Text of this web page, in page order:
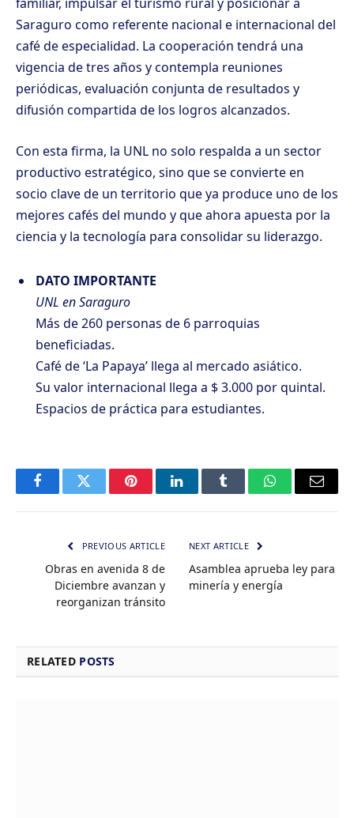
Saraguro como referente nacional e internacional del
café de especialidad. La cooperación tendrá una
vigencia de tres años y contempla reuniones
periódicas, evaluación conjunta de resultados y
difusión compartida de los logros alcanzados.
Con esta firma, la UNL no solo respalda a un sector
productivo estratégico, sino que se convierte en
socio clave de un territorio que ya produce uno de los
mejores cafés del mundo y que ahora apuesta por la
ciencia y la tecnología para consolidar su liderazgo.
DATO IMPORTANTE
UNL en Saraguro
Más de 260 personas de 6 parroquias
beneficiadas.
Café de ‘La Papaya’ llega al mercado asiático.
Su valor internacional llega a $ 3.000 por quintal.
Espacios de práctica para estudiantes.
FacebookTwitter PinterestLinkedInTumblr WhatsAppEmail
PREVIOUS ARTICLE
Obras en avenida 8 de
Diciembre avanzan y
reorganizan tránsito
NEXT ARTICLE
Asamblea aprueba ley para
minería y energía
RELATED POSTS